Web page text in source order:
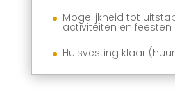
Mogelijkheid tot
activiteiten en feesten
Huisvesting klaar